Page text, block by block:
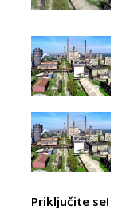
Priključite se!